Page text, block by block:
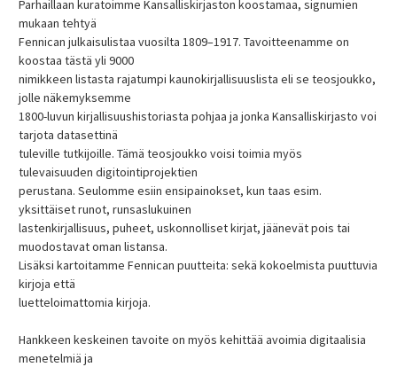
Parhaillaan kuratoimme Kansalliskirjaston koostamaa, signumien
mukaan tehtyä
Fennican julkaisulistaa vuosilta 1809–1917. Tavoitteenamme on
koostaa tästä yli 9000
nimikkeen listasta rajatumpi kaunokirjallisuuslista eli se teosjoukko,
jolle näkemyksemme
1800-luvun kirjallisuushistoriasta pohjaa ja jonka Kansalliskirjasto voi
tarjota datasettinä
tuleville tutkijoille. Tämä teosjoukko voisi toimia myös
tulevaisuuden digitointiprojektien
perustana. Seulomme esiin ensipainokset, kun taas esim.
yksittäiset runot, runsaslukuinen
lastenkirjallisuus, puheet, uskonnolliset kirjat, jäänevät pois tai
muodostavat oman listansa.
Lisäksi kartoitamme Fennican puutteita: sekä kokoelmista puuttuvia
kirjoja että
luetteloimattomia kirjoja.
Hankkeen keskeinen tavoite on myös kehittää avoimia digitaalisia
menetelmiä ja